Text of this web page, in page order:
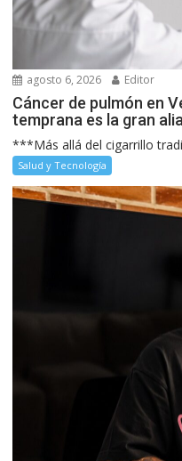
agosto 6, 2026 Editor
Cáncer de pulmón en
temprana es la gran
***Más allá del cigarrillo
Salud y Tecnología